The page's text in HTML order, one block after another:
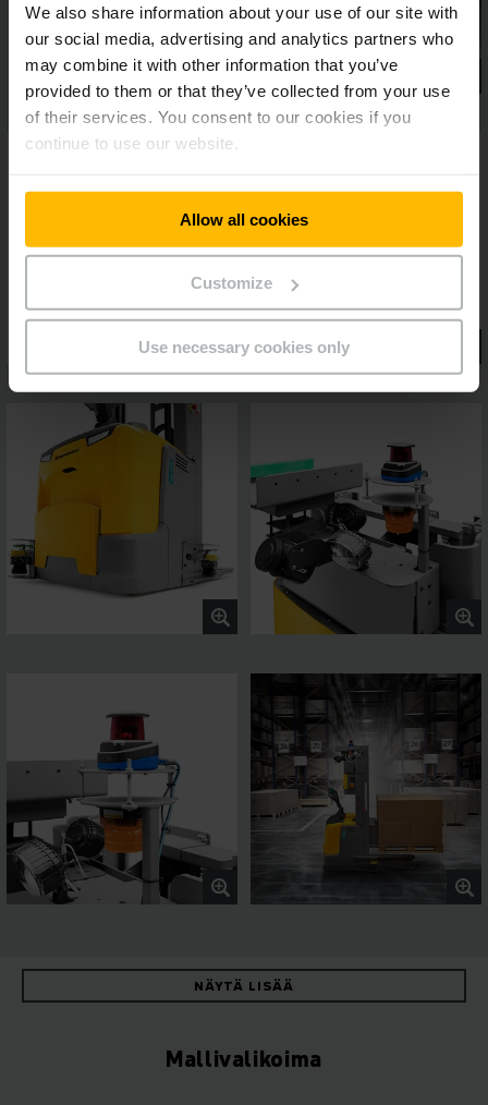
We also share information about your use of our site with
our social media, advertising and analytics partners who
may combine it with other information that you’ve
provided to them or that they’ve collected from your use
of their services. You consent to our cookies if you
continue to use our website.
Allow all cookies
Customize
Use necessary cookies only
NÄYTÄ LISÄÄ
Mallivalikoima